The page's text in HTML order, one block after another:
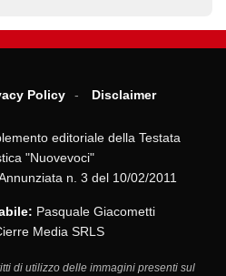
Policy Disclaimer
editoriale della Testata
"Nuovevoci"
n. 3 del 10/02/2011
Pasquale Giacometti
Media SRLS
di utilizzo delle immagini presenti sul